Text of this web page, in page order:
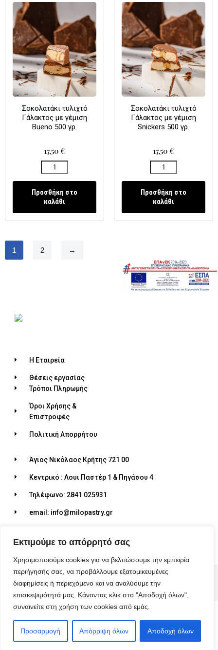
Εκτιμούμε το απόρρητό σας
Χρησιμοποιούμε cookies για να βελτιώσουμε την εμπειρία
περιήγησής σας, να προβάλλουμε εξατομικευμένες
διαφημίσεις ή περιεχόμενο και να αναλύουμε την
επισκεψιμότητά μας. Κάνοντας κλικ στο "Αποδοχή όλων",
συναινείτε στη χρήση των cookies από εμάς.
Προσαρμογή Απόρριψη όλων Αποδοχή όλων
Σοκολατάκι τυλιχτό
Γάλακτος με γέμιση
Bueno 500 γρ.
17,50 €
Προσθήκη στο
καλάθι
Σοκολατάκι τυλιχτό
Γάλακτος με γέμιση
Snickers 500 γρ.
17,50 €
Προσθήκη στο
καλάθι
1 2 →
Η Εταιρεία
Θέσεις εργασίας
Τρόποι Πληρωμής
Όροι Χρήσης &
Επιστροφές
Πολιτική Απορρήτου
Άγιος Νικόλαος Κρήτης 721 00
Κεντρικό : Λουι Παστέρ 1 & Πηγάσου 4
Τηλέφωνο: 2841 025931
email: info@milopastry.gr
© 2026 ALL RIGHTS RESERVED​